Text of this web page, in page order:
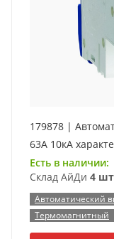
179878 |
63А 10кА
Есть в наличии:
Склад АйДи 4 шт
Автоматический
Термомагнитный